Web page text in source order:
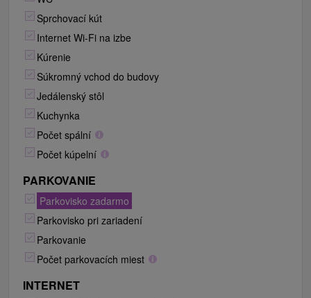
Sprchovací kút
Internet Wi-Fi na izbe
Kúrenie
Súkromný vchod do budovy
Jedálenský stôl
Kuchynka
Počet spální
Počet kúpelní
PARKOVANIE
Parkovisko zadarmo
Parkovisko pri zariadení
Parkovanie
Počet parkovacích miest
INTERNET